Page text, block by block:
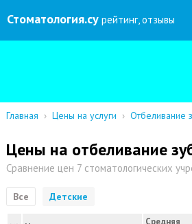
Стоматология.су рейтинг, отзывы
Главная › Цены на услуги › Отбеливание
Цены на отбеливание
Сравнение цен 7 стоматологических
Все Детские
Средняя